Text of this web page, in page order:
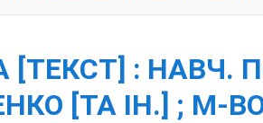
: НАВЧ.
[ТА ІН.] ; М-